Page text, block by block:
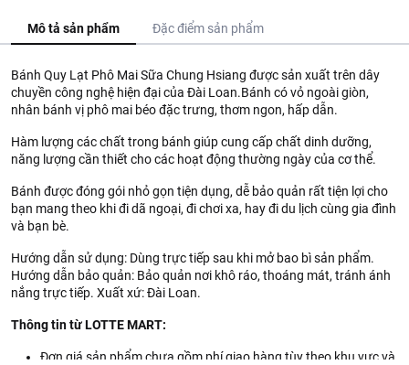
Mô tả sản phẩm Đặc điểm sản phẩm
Bánh Quy Lạt Phô Mai Sữa Chung Hsiang được sản xuất trên dây
chuyền công nghệ hiện đại của Đài Loan.Bánh có vỏ ngoài giòn,
nhân bánh vị phô mai béo đặc trưng, thơm ngon, hấp dẫn.
Hàm lượng các chất trong bánh giúp cung cấp chất dinh dưỡng,
năng lượng cần thiết cho các hoạt động thường ngày của cơ thể.
Bánh được đóng gói nhỏ gọn tiện dụng, dễ bảo quản rất tiện lợi cho
bạn mang theo khi đi dã ngoại, đi chơi xa, hay đi du lịch cùng gia đình
và bạn bè.
Hướng dẫn sử dụng: Dùng trực tiếp sau khi mở bao bì sản phẩm.
Hướng dẫn bảo quản: Bảo quản nơi khô ráo, thoáng mát, tránh ánh
nắng trực tiếp. Xuất xứ: Đài Loan.
Thông tin từ LOTTE MART:
Đơn giá sản phẩm chưa gồm phí giao hàng tùy theo khu vực và